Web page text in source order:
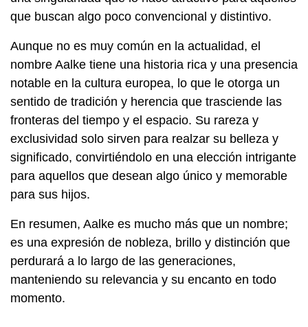
que buscan algo poco convencional y distintivo.
Aunque no es muy común en la actualidad, el
nombre Aalke tiene una historia rica y una presencia
notable en la cultura europea, lo que le otorga un
sentido de tradición y herencia que trasciende las
fronteras del tiempo y el espacio. Su rareza y
exclusividad solo sirven para realzar su belleza y
significado, convirtiéndolo en una elección intrigante
para aquellos que desean algo único y memorable
para sus hijos.
En resumen, Aalke es mucho más que un nombre;
es una expresión de nobleza, brillo y distinción que
perdurará a lo largo de las generaciones,
manteniendo su relevancia y su encanto en todo
momento.